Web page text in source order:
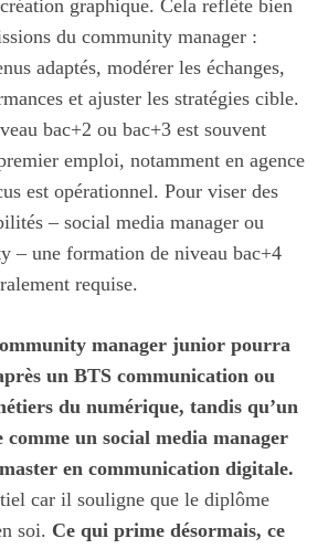
graphique. Cela reflète bien
du community manager :
adaptés, modérer les échanges,
et ajuster les stratégies cible.
bac+2 ou bac+3 est souvent
emploi, notamment en agence
est opérationnel. Pour viser des
– social media manager ou
– une formation de niveau bac+4
requise.
manager junior pourra
un BTS communication ou
du numérique, tandis qu’un
un social media manager
en communication digitale.
car il souligne que le diplôme
soi. Ce qui prime désormais, ce